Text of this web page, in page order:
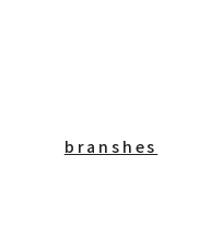
branshes